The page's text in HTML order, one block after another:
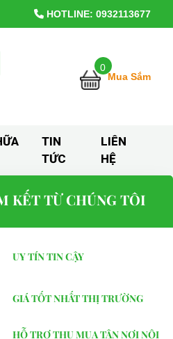
HOTLINE: 0932113677
0
Mua Sắm
TIN
TỨC
LIÊN
HỆ
KẾT TỪ CHÚNG TÔI
UY TÍN TIN CẬY
GIÁ TỐT NHẤT THỊ TRƯỜNG
HỖ TRỢ THU MUA TẬN NƠI NỘI